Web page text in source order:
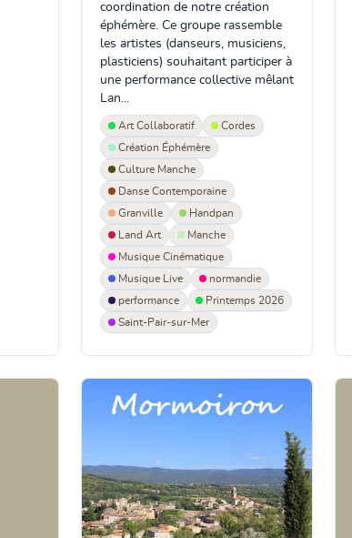
coordination de notre création
éphémère. Ce groupe rassemble
les artistes (danseurs, musiciens,
plasticiens) souhaitant participer à
une performance collective mêlant
Lan...
Art Collaboratif
Cordes
Création Éphémère
Culture Manche
Danse Contemporaine
Granville
Handpan
Land Art
Manche
Musique Cinématique
Musique Live
normandie
performance
Printemps 2026
Saint-Pair-sur-Mer